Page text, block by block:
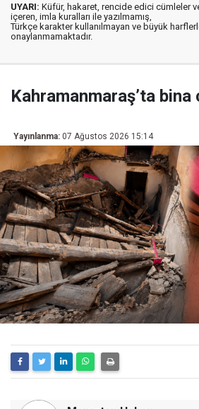
UYARI: Küfür, hakaret, rencide edici cümleler
içeren, imla kuralları ile yazılmamış,
Türkçe karakter kullanılmayan ve büyük
onaylanmamaktadır.
Kahramanmaraş’ta bina
Yayınlanma: 07 Ağustos 2026 15:14